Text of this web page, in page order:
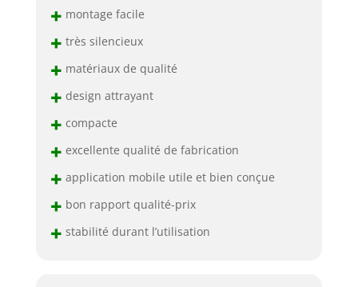
+ montage facile
+ très silencieux
+ matériaux de qualité
+ design attrayant
+ compacte
+ excellente qualité de fabrication
+ application mobile utile et bien conçue
+ bon rapport qualité-prix
+ stabilité durant l’utilisation